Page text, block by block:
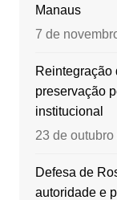
Manaus
7 de
Reintegração
preservação
institucional
23 de
Defesa de
autoridade e